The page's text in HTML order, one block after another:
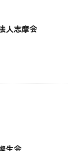
人志摩会